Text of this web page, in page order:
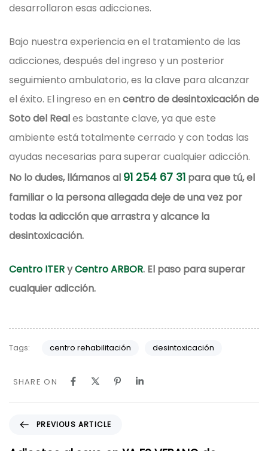
desarrollaron esas adicciones.
Bajo nuestra experiencia en el tratamiento de las
adicciones, después del ingreso y un posterior
seguimiento ambulatorio, es la clave para alcanzar
el éxito. El ingreso en en centro de desintoxicación de
Soto del Reales bastante clave, ya que este
ambiente está totalmente cerrado y con todas las
ayudas necesarias para superar cualquier adicción.
No lo dudes, llámanos al 91 254 67 31 para que tú, el
familiar o la persona allegada deje de una vez por
todas la adicción que arrastra y alcance la
desintoxicación.
Centro ITERyCentro ARBOR. El paso para superar
cualquier adicción.
Tags: centro rehabilitación desintoxicación
SHARE ON
PREVIOUS ARTICLE